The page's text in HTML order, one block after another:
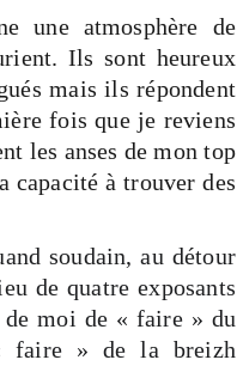
une atmosphère de
Ils sont heureux
mais ils répondent
fois que je reviens
les anses de mon top
capacité à trouver des
soudain, au détour
de quatre exposants
moi de « faire » du
faire » de la breizh